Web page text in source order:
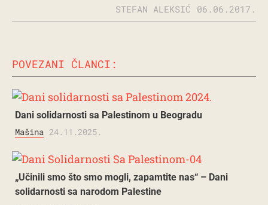
STEFAN ALEKSIĆ 06.06.2017.
POVEZANI ČLANCI:
Dani solidarnosti sa Palestinom u Beogradu
Mašina 24.11.2025.
„Učinili smo što smo mogli, zapamtite nas“ – Dani
solidarnosti sa narodom Palestine